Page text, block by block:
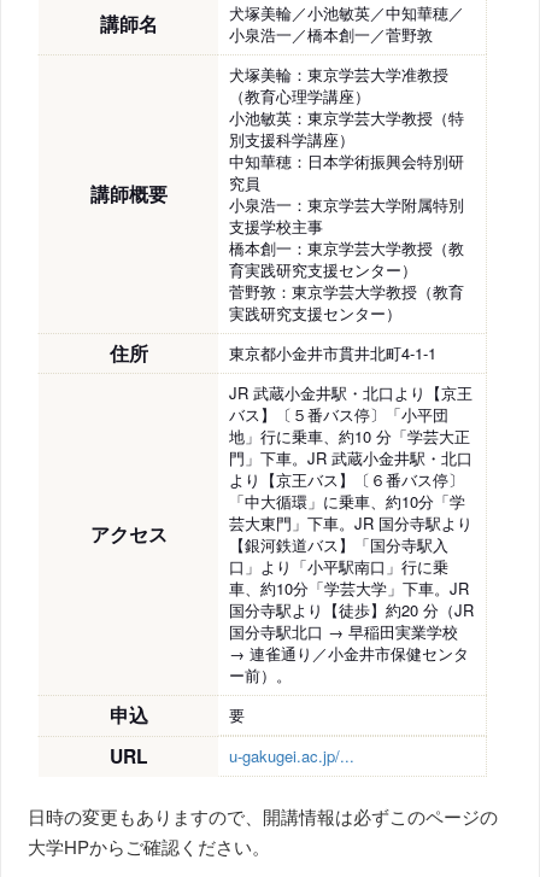
講師名
犬塚美輪／小池敏英／中知華穂／
小泉浩一／橋本創一／菅野敦
講師概要
犬塚美輪：東京学芸大学准教授
（教育心理学講座）
小池敏英：東京学芸大学教授（特
別支援科学講座）
中知華穂：日本学術振興会特別研
究員
小泉浩一：東京学芸大学附属特別
支援学校主事
橋本創一：東京学芸大学教授（教
育実践研究支援センター）
菅野敦：東京学芸大学教授（教育
実践研究支援センター）
住所 東京都小金井市貫井北町4-1-1
アクセス
JR 武蔵小金井駅・北口より【京王
バス】〔５番バス停〕「小平団
地」行に乗車、約10 分「学芸大正
門」下車。JR 武蔵小金井駅・北口
より【京王バス】〔６番バス停〕
「中大循環」に乗車、約10分「学
芸大東門」下車。JR 国分寺駅より
【銀河鉄道バス】「国分寺駅入
口」より「小平駅南口」行に乗
車、約10分「学芸大学」下車。JR
国分寺駅より【徒歩】約20 分（JR
国分寺駅北口 → 早稲田実業学校
→ 連雀通り／小金井市保健センタ
ー前）。
申込 要
URL u-gakugei.ac.jp/...
日時の変更もありますので、開講情報は必ずこのページの
大学HPからご確認ください。